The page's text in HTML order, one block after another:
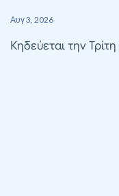
Αυγ 3, 2026
Κηδεύεται την